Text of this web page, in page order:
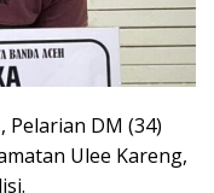
Pelarian DM (34)
Ulee Kareng,